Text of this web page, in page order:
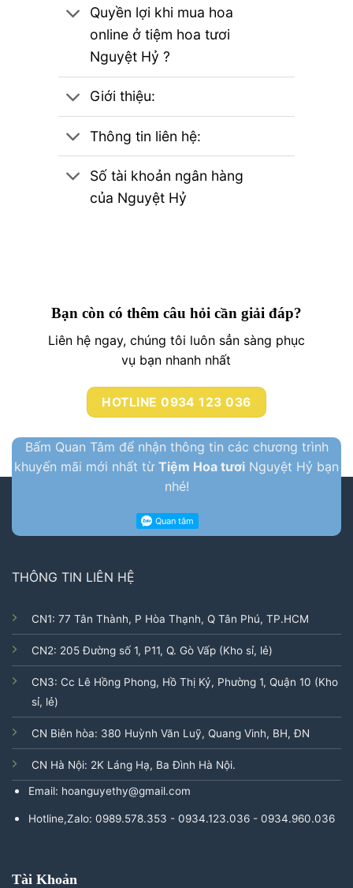
Quyền lợi khi mua hoa
online ở tiệm hoa tươi
Nguyệt Hỷ ?
Giới thiệu:
Thông tin liên hệ:
Số tài khoản ngân hàng
của Nguyệt Hỷ
Bạn còn có thêm câu hỏi cần giải đáp?
Liên hệ ngay, chúng tôi luôn sẳn sàng phục
vụ bạn nhanh nhất
HOTLINE 0934 123 036
Bấm Quan Tâm để nhận thông tin các chương trình
khuyến mãi mới nhất từ Tiệm Hoa tươi Nguyệt Hỷ bạn
nhé!
THÔNG TIN LIÊN HỆ
CN1: 77 Tân Thành, P Hòa Thạnh, Q Tân Phú, TP.HCM
CN2: 205 Đường số 1, P11, Q. Gò Vấp (Kho sỉ, lẻ)
CN3: Cc Lê Hồng Phong, Hồ Thị Kỷ, Phường 1, Quận 10 (Kho
sỉ, lẻ)
CN Biên hòa: 380 Huỳnh Văn Luỹ, Quang Vinh, BH, ĐN
CN Hà Nội: 2K Láng Hạ, Ba Đình Hà Nội.
Email: hoanguyethy@gmail.com
Hotline,Zalo: 0989.578.353 - 0934.123.036 - 0934.960.036
Tài Khoản